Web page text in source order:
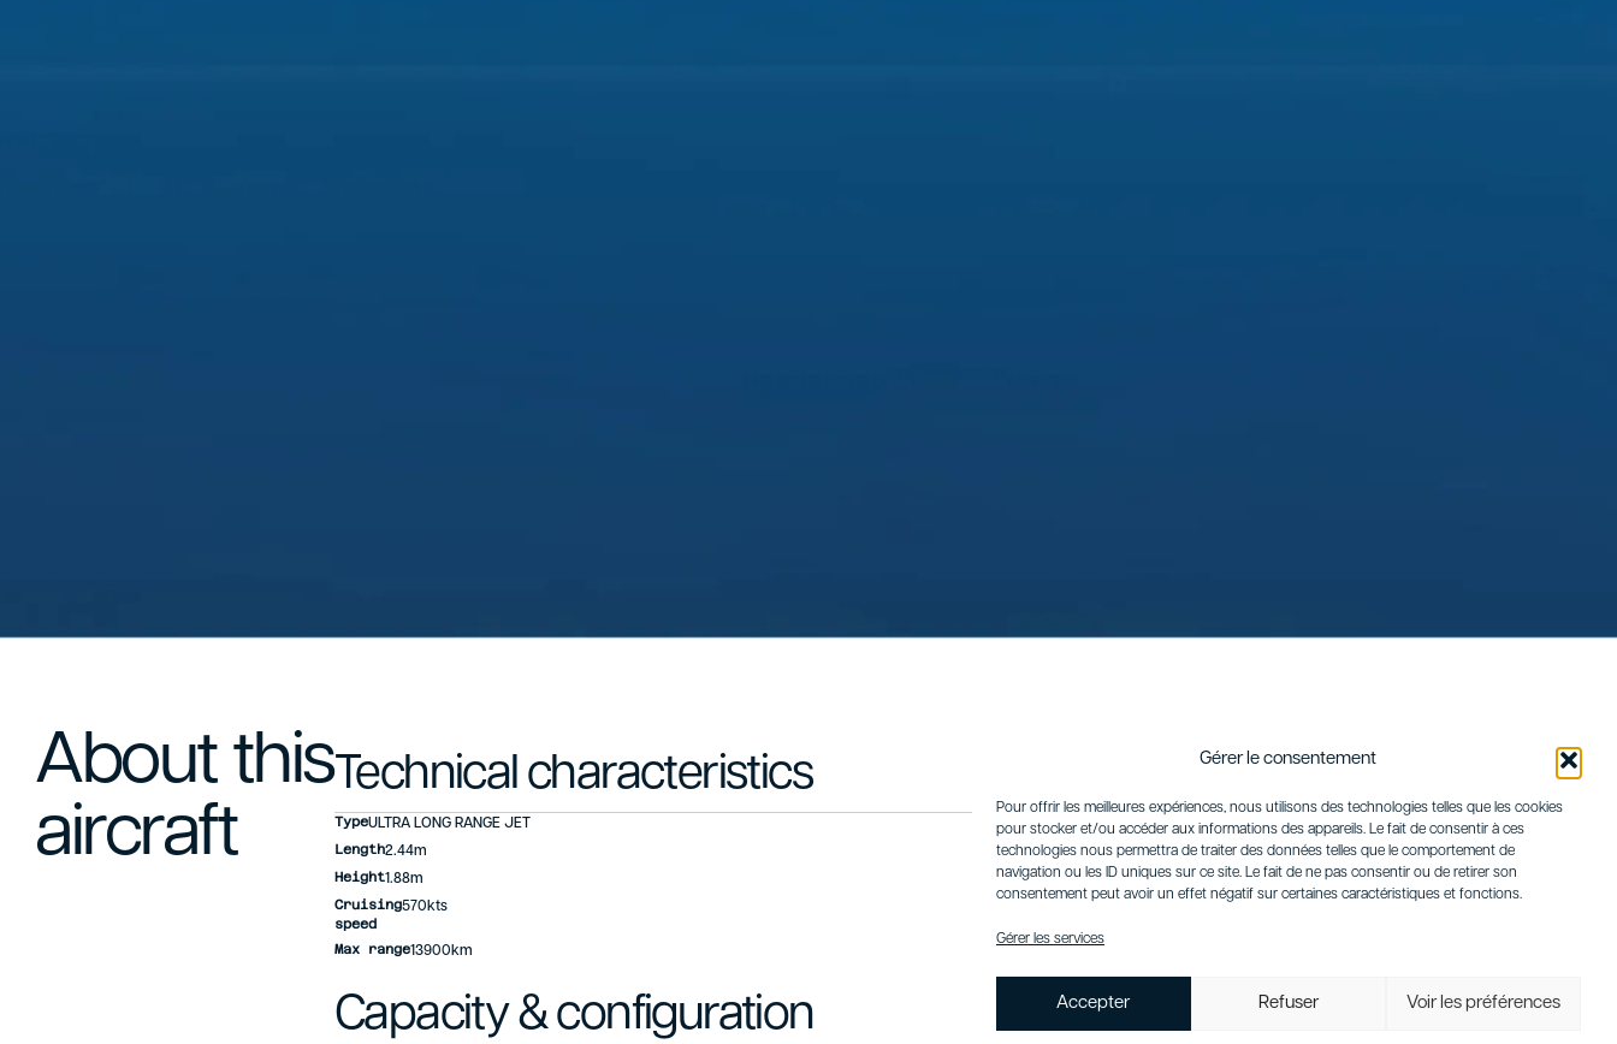
Gérer le consentement
Pour offrir les meilleures expériences, nous utilisons des technologies telles que les cookies
pour stocker et/ou accéder aux informations des appareils. Le fait de consentir à ces
technologies nous permettra de traiter des données telles que le comportement de
navigation ou les ID uniques sur ce site. Le fait de ne pas consentir ou de retirer son
consentement peut avoir un effet négatif sur certaines caractéristiques et fonctions.
Gérer les services
Accepter Refuser Voir les préférences
About this
aircraft
Technical characteristics
TypeULTRA LONG RANGE JET
Length2.44m
Height 1.88m
Cruising
speed
570kts
Max range 13900km
Capacity & configuration